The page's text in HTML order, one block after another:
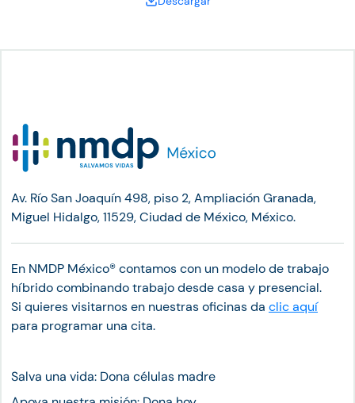
Av. Río San Joaquín 498, piso 2, Ampliación Granada,
Miguel Hidalgo, 11529, Ciudad de México, México.
En NMDP México®︎ contamos con un modelo de trabajo
híbrido combinando trabajo desde casa y presencial.
Si quieres visitarnos en nuestras oficinas da clic aquí
para programar una cita.
Salva una vida: Dona células madre